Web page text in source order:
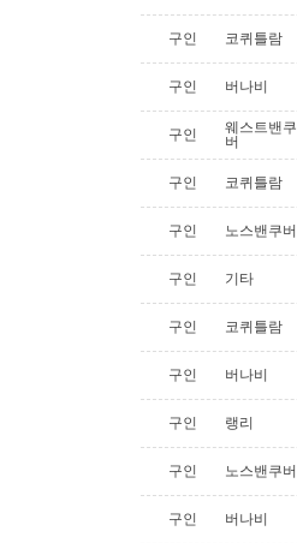
구인 코퀴틀람
구인 버나비
구인
웨스트밴쿠
버
구인 코퀴틀람
구인 노스밴쿠버
구인 기타
구인 코퀴틀람
구인 버나비
구인 랭리
구인 노스밴쿠버
구인 버나비